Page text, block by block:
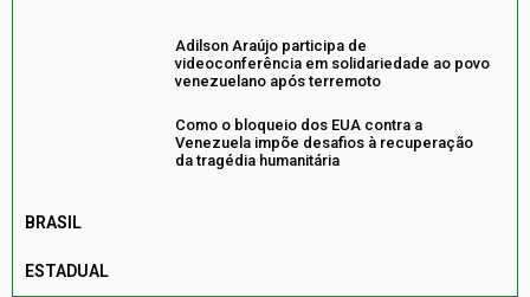
Adilson Araújo participa de
videoconferência em solidariedade ao povo
venezuelano após terremoto
Como o bloqueio dos EUA contra a
Venezuela impõe desafios à recuperação
da tragédia humanitária
BRASIL
ESTADUAL